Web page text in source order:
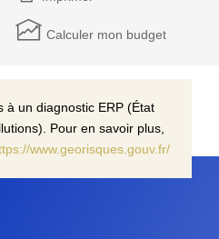
Calculer mon budget
à un diagnostic ERP (État
Pour en savoir plus,
www.georisques.gouv.fr/